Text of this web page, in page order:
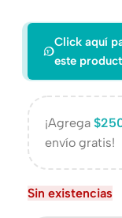
Click aquí
este
¡Agrega $
envío gratis!
Sin existencias